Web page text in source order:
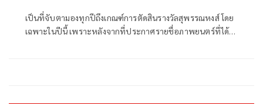
เป็นที่จับตามองทุกปีถึงเกณฑ์การตัดสินรางวัลสุพรรณหงส์ โดย
เฉพาะในปีนี้ เพราะหลังจากที่ประกาศรายชื่อภาพยนตร์ที่ได้